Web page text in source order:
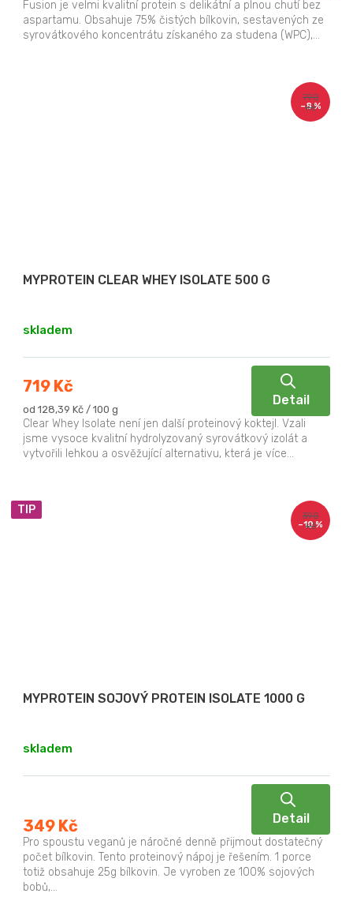
cena:
Fusion je velmi kvalitní protein s delikátní a plnou chutí bez
aspartamu. Obsahuje 75% čistých bílkovin, sestavených ze
syrovátkového koncentrátu získaného za studena (WPC),...
790
Kč
–8 %
MYPROTEIN CLEAR WHEY ISOLATE 500 G
skladem
719 Kč
Měrná
cena:
od 128,39 Kč / 100 g
Detail
Clear Whey Isolate není jen další proteinový koktejl. Vzali
jsme vysoce kvalitní hydrolyzovaný syrovátkový izolát a
vytvořili lehkou a osvěžující alternativu, která je více...
TIP
390
Kč
–10 %
MYPROTEIN SOJOVÝ PROTEIN ISOLATE 1000 G
skladem
349 Kč Detail
Pro spoustu veganů je náročné denně přijmout dostatečný
počet bílkovin. Tento proteinový nápoj je řešením. 1 porce
totiž obsahuje 25g bílkovin. Je vyroben ze 100% sojových
bobů,...